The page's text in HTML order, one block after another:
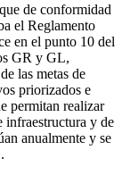
de conformidad
el Reglamento
en el punto 10 del
GR y GL,
las metas de
priorizados e
permitan realizar
infraestructura y de
anualmente y se